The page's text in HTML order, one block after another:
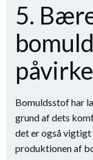
5.
Bomuldsstof har
grund af dets
det er også
produktionen af